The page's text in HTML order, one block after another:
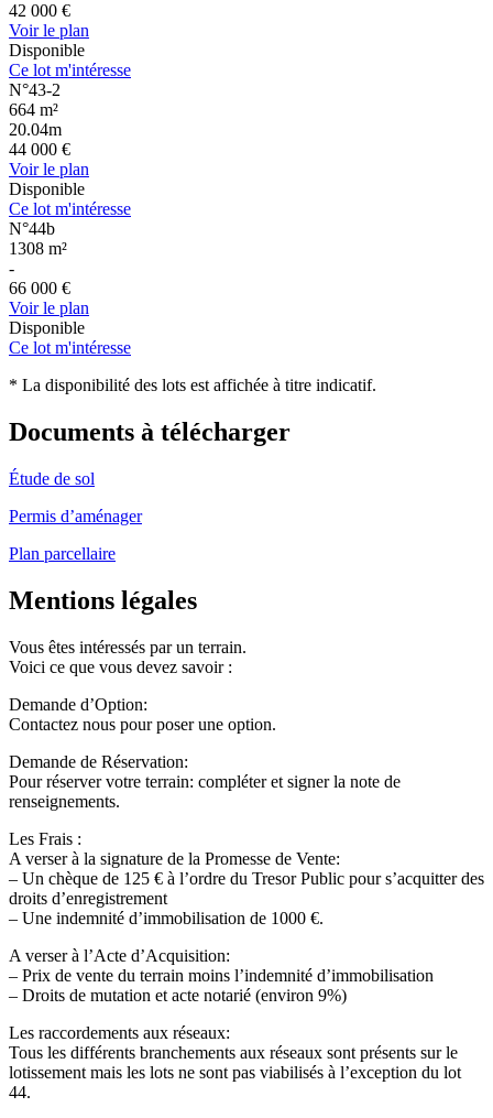
42 000 €
Voir le plan
Disponible
Ce lot m'intéresse
N°43-2
664 m²
20.04m
44 000 €
Voir le plan
Disponible
Ce lot m'intéresse
N°44b
1308 m²
-
66 000 €
Voir le plan
Disponible
Ce lot m'intéresse
* La disponibilité des lots est affichée à titre indicatif.
Documents à télécharger
Étude de sol
Permis d’aménager
Plan parcellaire
Mentions légales
Vous êtes intéressés par un terrain.
Voici ce que vous devez savoir :
Demande d’Option:
Contactez nous pour poser une option.
Demande de Réservation:
Pour réserver votre terrain: compléter et signer la note de
renseignements.
Les Frais :
A verser à la signature de la Promesse de Vente:
– Un chèque de 125 € à l’ordre du Tresor Public pour s’acquitter des
droits d’enregistrement
– Une indemnité d’immobilisation de 1000 €.
A verser à l’Acte d’Acquisition:
– Prix de vente du terrain moins l’indemnité d’immobilisation
– Droits de mutation et acte notarié (environ 9%)
Les raccordements aux réseaux:
Tous les différents branchements aux réseaux sont présents sur le
lotissement mais les lots ne sont pas viabilisés à l’exception du lot
44.